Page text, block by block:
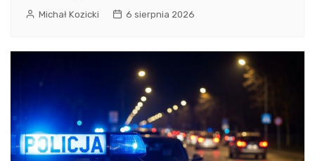
Michał Kozicki 6 sierpnia 2026